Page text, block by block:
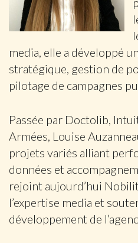
media, elle a développé
stratégique, gestion de
pilotage de campagnes
Passée par Doctolib,
Armées, Louise
projets variés alliant
données et
rejoint aujourd’hui
l’expertise media et
développement de